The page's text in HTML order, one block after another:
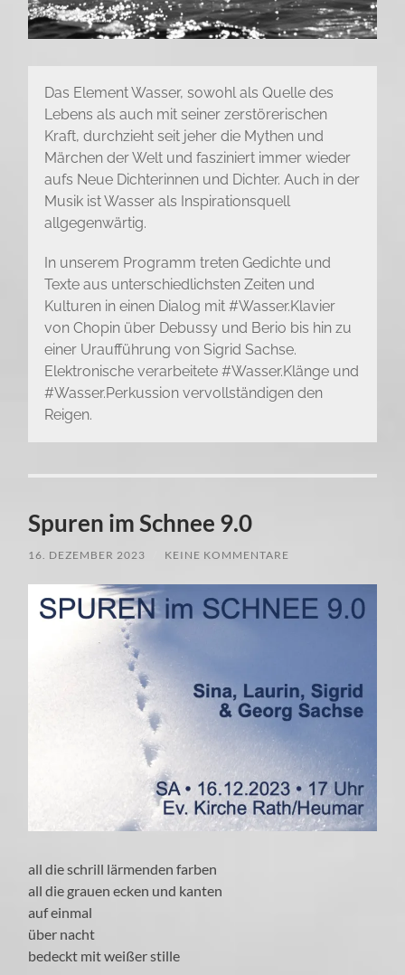
Das Element Wasser, sowohl als Quelle des
Lebens als auch mit seiner zerstörerischen
Kraft, durchzieht seit jeher die Mythen und
Märchen der Welt und fasziniert immer wieder
aufs Neue Dichterinnen und Dichter. Auch in der
Musik ist Wasser als Inspirationsquell
allgegenwärtig.
In unserem Programm treten Gedichte und
Texte aus unterschiedlichsten Zeiten und
Kulturen in einen Dialog mit #Wasser.Klavier
von Chopin über Debussy und Berio bis hin zu
einer Uraufführung von Sigrid Sachse.
Elektronische verarbeitete #Wasser.Klänge und
#Wasser.Perkussion vervollständigen den
Reigen.
Spuren im Schnee 9.0
16. DEZEMBER 2023 KEINE KOMMENTARE
all die schrill lärmenden farben
all die grauen ecken und kanten
auf einmal
über nacht
bedeckt mit weißer stille